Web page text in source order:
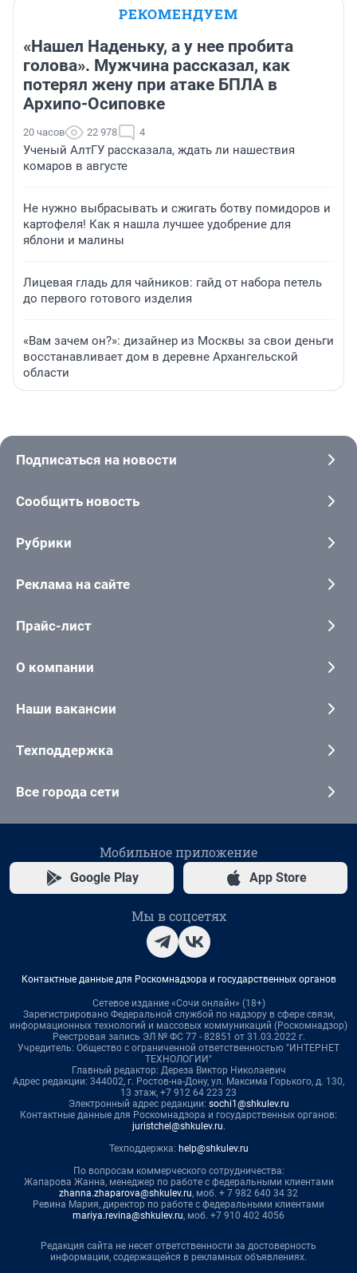
РЕКОМЕНДУЕМ
«Нашел Наденьку, а у нее пробита
голова». Мужчина рассказал, как
потерял жену при атаке БПЛА в
Архипо-Осиповке
20 часов 22 978 4
Ученый АлтГУ рассказала, ждать ли нашествия
комаров в августе
Не нужно выбрасывать и сжигать ботву помидоров и
картофеля! Как я нашла лучшее удобрение для
яблони и малины
Лицевая гладь для чайников: гайд от набора петель
до первого готового изделия
«Вам зачем он?»: дизайнер из Москвы за свои деньги
восстанавливает дом в деревне Архангельской
области
Подписаться на новости
Сообщить новость
Рубрики
Реклама на сайте
Прайс-лист
О компании
Наши вакансии
Техподдержка
Все города сети
Мобильное приложение
Google Play App Store
Мы в соцсетях
Контактные данные для Роскомнадзора и государственных органов
Сетевое издание «Сочи онлайн» (18+)
Зарегистрировано Федеральной службой по надзору в сфере связи,
информационных технологий и массовых коммуникаций (Роскомнадзор)
Реестровая запись ЭЛ № ФС 77 - 82851 от 31.03.2022 г.
Учредитель: Общество с ограниченной ответственностью "ИНТЕРНЕТ
ТЕХНОЛОГИИ"
Главный редактор: Дереза Виктор Николаевич
Адрес редакции: 344002, г. Ростов-на-Дону, ул. Максима Горького, д. 130,
13 этаж, +7 912 64 223 23
Электронный адрес редакции: sochi1@shkulev.ru
Контактные данные для Роскомнадзора и государственных органов:
juristchel@shkulev.ru.
Техподдержка: help@shkulev.ru
По вопросам коммерческого сотрудничества:
Жапарова Жанна, менеджер по работе с федеральными клиентами
zhanna.zhaparova@shkulev.ru, моб. + 7 982 640 34 32
Ревина Мария, директор по работе с федеральными клиентами
mariya.revina@shkulev.ru, моб. +7 910 402 4056
Редакция сайта не несет ответственности за достоверность
информации, содержащейся в рекламных объявлениях.